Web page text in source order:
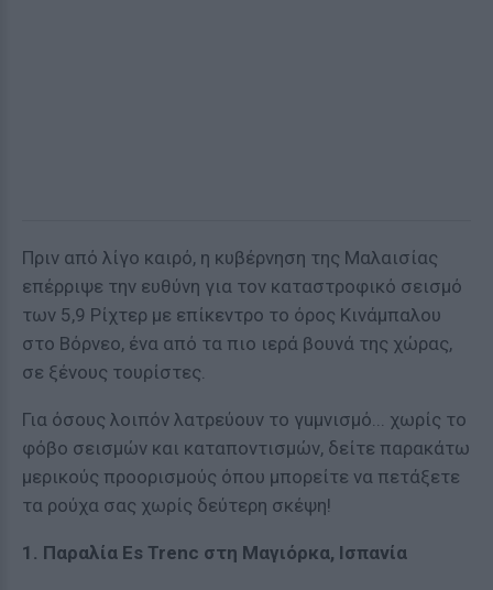
Πριν από λίγο καιρό, η κυβέρνηση της Μαλαισίας
επέρριψε την ευθύνη για τον καταστροφικό σεισμό
των 5,9 Ρίχτερ με επίκεντρο το όρος Κινάμπαλου
στο Βόρνεο, ένα από τα πιο ιερά βουνά της χώρας,
σε ξένους τουρίστες.
Για όσους λοιπόν λατρεύουν το γuμνισμό... χωρίς το
φόβο σεισμών και καταποντισμών, δείτε παρακάτω
μερικούς προορισμούς όπου μπορείτε να πετάξετε
τα ρούχα σας χωρίς δεύτερη σκέψη!
1. Παραλία Es Trenc στη Μαγιόρκα, Ισπανία